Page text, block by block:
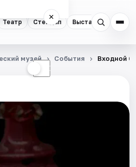
Театр Стендап Выставки
×
☾
музей События Входной